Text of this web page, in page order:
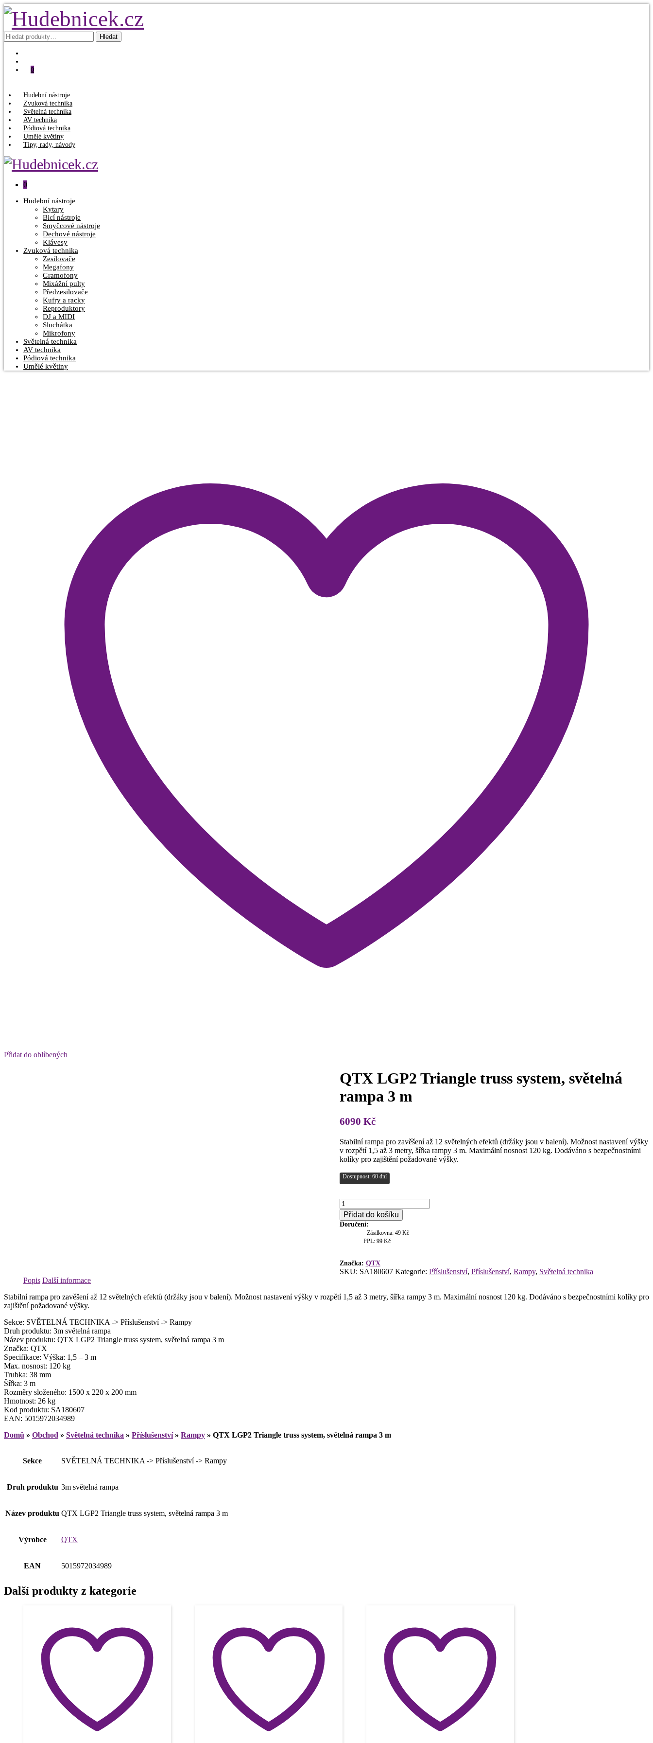
Hledat: Hledat
0
Hudební nástroje
Zvuková technika
Světelná technika
AV technika
Pódiová technika
Umělé květiny
Tipy, rady, návody
0
Hudební nástroje
Kytary
Bicí nástroje
Smyčcové nástroje
Dechové nástroje
Klávesy
Zvuková technika
Zesilovače
Megafony
Gramofony
Mixážní pulty
Předzesilovače
Kufry a racky
Reproduktory
DJ a MIDI
Sluchátka
Mikrofony
Světelná technika
AV technika
Pódiová technika
Umělé květiny
Přidat do oblíbených
QTX LGP2 Triangle truss system, světelná
rampa 3 m
6090 Kč
Stabilní rampa pro zavěšení až 12 světelných efektů (držáky jsou v balení). Možnost nastavení výšky
v rozpětí 1,5 až 3 metry, šířka rampy 3 m. Maximální nosnost 120 kg. Dodáváno s bezpečnostními
kolíky pro zajištění požadované výšky.
Dostupnost: 60 dní
QTX
LGP2
Triangle
truss
3
m
Přidat do košíku
Doručení:
Zásilkovna: 49 Kč
PPL: 99 Kč
Značka: QTX
SKU: SA180607 Kategorie: Příslušenství, Příslušenství, Rampy, Světelná technika
Popis Další informace
Stabilní rampa pro zavěšení až 12 světelných efektů (držáky jsou v balení). Možnost nastavení výšky v rozpětí 1,5 až 3 metry, šířka rampy 3 m. Maximální nosnost 120 kg. Dodáváno s bezpečnostními kolíky pro
zajištění požadované výšky.
Sekce: SVĚTELNÁ TECHNIKA -> Příslušenství -> Rampy
Druh produktu: 3m světelná rampa
Název produktu: QTX LGP2 Triangle truss system, světelná rampa 3 m
Značka: QTX
Specifikace: Výška: 1,5 – 3 m
Max. nosnost: 120 kg
Trubka: 38 mm
Šířka: 3 m
Rozměry složeného: 1500 x 220 x 200 mm
Hmotnost: 26 kg
Kod produktu: SA180607
EAN: 5015972034989
Domů » Obchod » Světelná technika » Příslušenství» Rampy » QTX LGP2 Triangle truss system, světelná rampa 3 m
Sekce SVĚTELNÁ TECHNIKA -> Příslušenství -> Rampy
Druh produktu 3m světelná rampa
Název produktu QTX LGP2 Triangle truss system, světelná rampa 3 m
Výrobce QTX
EAN 5015972034989
Další produkty z kategorie